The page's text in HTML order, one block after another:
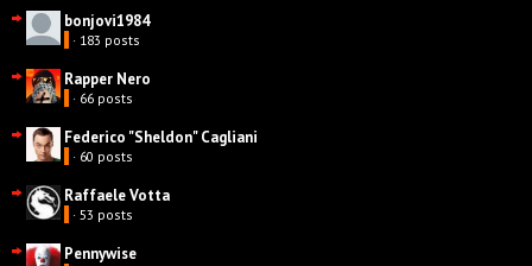
bonjovi1984
· 183 posts
Rapper Nero
· 66 posts
Federico "Sheldon" Cagliani
· 60 posts
Raffaele Votta
· 53 posts
Pennywise